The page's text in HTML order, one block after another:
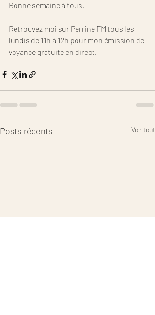
Bonne semaine à tous.
Retrouvez moi sur Perrine FM tous les
lundis de 11h à 12h pour mon émission de
voyance gratuite en direct.
Posts récents Voir tout